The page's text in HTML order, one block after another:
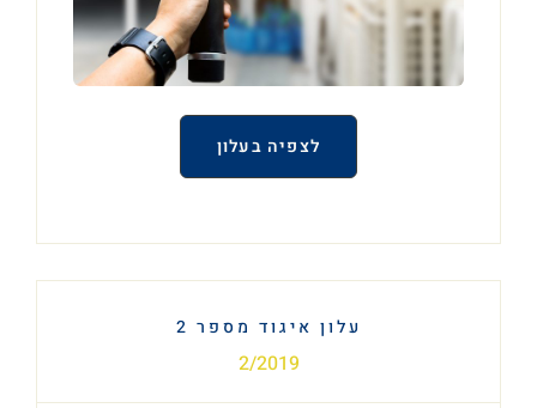
לצפיה בעלון
עלון איגוד מספר 2
2/2019